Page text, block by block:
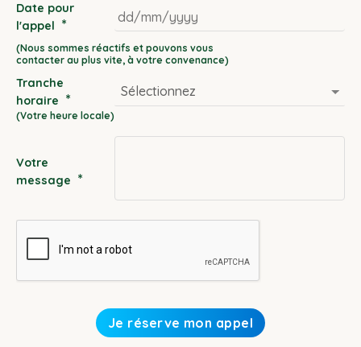
Date pour
l'appel *
DD
slash
MM
slash
Tranche
horaire *
Votre
message *